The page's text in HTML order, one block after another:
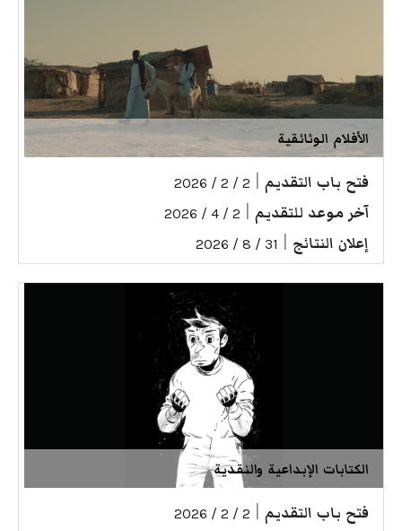
الأفلام الوثائقية
فتح باب التقديم 2 / 2 / 2026
آخر موعد للتقديم 2 / 4 / 2026
إعلان النتائج 31 / 8 / 2026
الكتابات الإبداعية والنقدية
فتح باب التقديم 2 / 2 / 2026